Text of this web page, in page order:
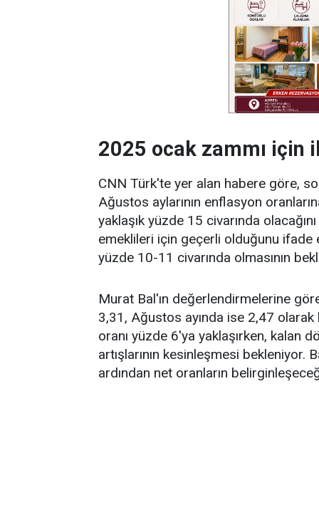
2025 ocak zammı için
CNN Türk'te yer alan habere göre,
Ağustos aylarının enflasyon
yaklaşık yüzde 15 civarında
emeklileri için geçerli olduğunu ifade
yüzde 10-11 civarında olmasının
Murat Bal'ın değerlendirmelerine
3,31, Ağustos ayında ise 2,47
oranı yüzde 6'ya yaklaşırken, kalan
artışlarının kesinleşmesi bekleniyor.
ardından net oranların